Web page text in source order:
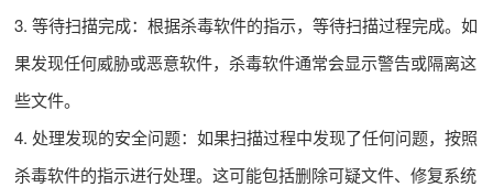
3. 等待扫描完成：根据杀毒软件的指示，等待扫描过程完成。如
果发现任何威胁或恶意软件，杀毒软件通常会显示警告或隔离这
些文件。
4. 处理发现的安全问题：如果扫描过程中发现了任何问题，按照
杀毒软件的指示进行处理。这可能包括删除可疑文件、修复系统